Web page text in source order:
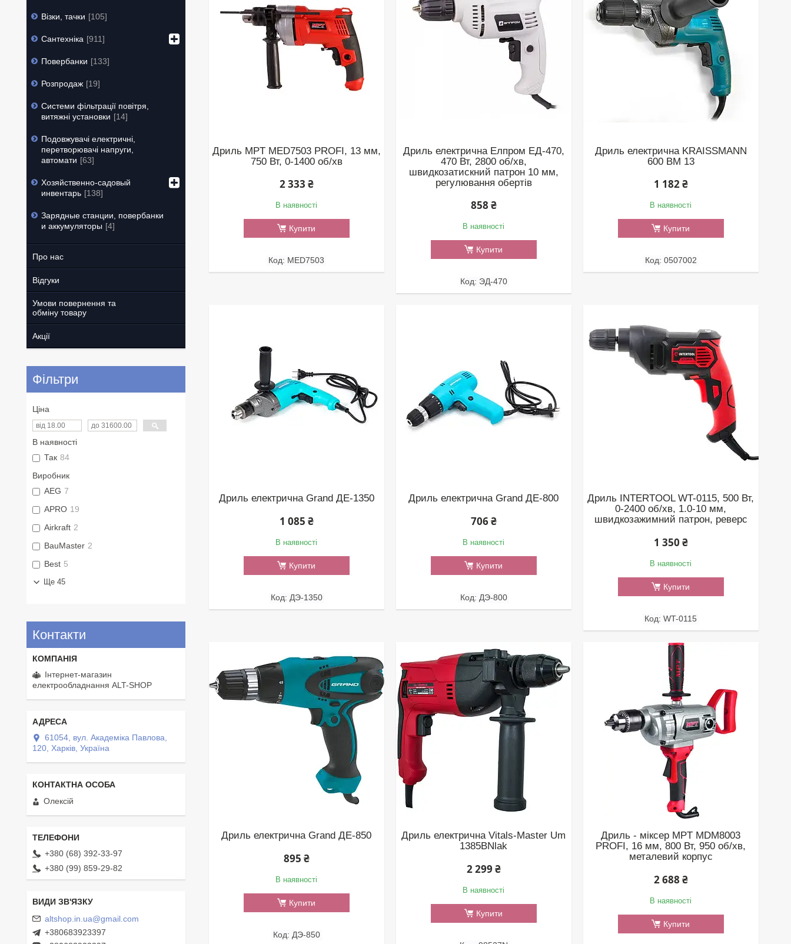
Дриль MPT MED7503 PROFI, 13 мм,
750 Вт, 0-1400 об/хв
2 333 ₴
В наявності
Купити
MED7503
Дриль електрична Елпром ЕД-470,
470 Вт, 2800 об/хв,
швидкозатискний патрон 10 мм,
регулювання обертів
858 ₴
В наявності
Купити
ЭД-470
Дриль електрична KRAISSMANN
600 BM 13
1 182 ₴
В наявності
Купити
0507002
Дриль електрична Grand ДЕ-1350
1 085 ₴
В наявності
Купити
ДЭ-1350
Дриль електрична Grand ДЕ-800
706 ₴
В наявності
Купити
ДЭ-800
Дриль INTERTOOL WT-0115, 500 Вт,
0-2400 об/хв, 1.0-10 мм,
швидкозажимний патрон, реверс
1 350 ₴
В наявності
Купити
WT-0115
Дриль електрична Grand ДЕ-850
895 ₴
В наявності
Купити
ДЭ-850
Дриль електрична Vitals-Master Um
1385BNlak
2 299 ₴
В наявності
Купити
Дриль - міксер MPT MDM8003
PROFI, 16 мм, 800 Вт, 950 об/хв,
металевий корпус
2 688 ₴
В наявності
Купити
Візки, тачки 105
Сантехніка 911
Повербанки 133
Розпродаж 19
Системи фільтрації повітря,
витяжні установки
14
Подовжувачі електричні,
перетворювачі напруги,
автомати
63
Хозяйственно-садовый
инвентарь
138
Зарядные станции, повербанки
и аккумуляторы
4
Про нас
Відгуки
Умови повернення та
обміну товару
Акції
Фільтри
Ціна
В наявності
Так 84
Виробник
AEG 7
APRO 19
Airkraft 2
BauMaster 2
Best 5
Ще 45
Контакти
Інтернет-магазин
електрообладнання ALT-SHOP
61054, вул. Академіка Павлова,
120, Харків, Україна
Олексій
+380 (68) 392-33-97
+380 (99) 859-29-82
altshop.in.ua@gmail.com
+380683923397